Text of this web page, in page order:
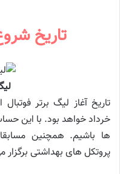
تاریخ
خرداد خواهد بود. با این
ها باشیم. همچنین
پروتکل های بهداشتی